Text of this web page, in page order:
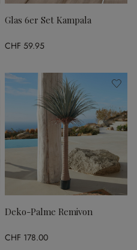
Glas 6er Set Kampala
CHF 59.95
Deko-Palme Remivon
CHF 178.00